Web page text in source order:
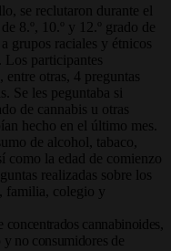
se reclutaron durante el
8.º, 10.º y 12.º grado de
grupos raciales y étnicos
Los participantes
entre otras, 4 preguntas
Se les peguntaba si
de cannabis u otras
hecho en el último mes.
de alcohol, tabaco,
como la edad de comienzo
realizadas sobre los
familia, colegio y
cannabinoides,
no consumi dores de